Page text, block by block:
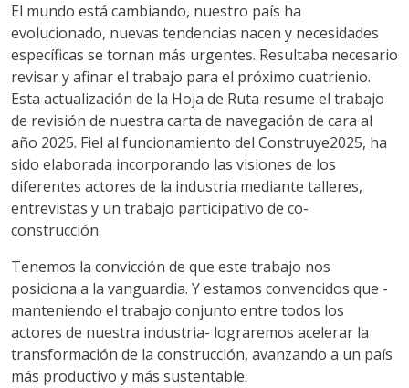
El mundo está cambiando, nuestro país ha
evolucionado, nuevas tendencias nacen y necesidades
específicas se tornan más urgentes. Resultaba necesario
revisar y afinar el trabajo para el próximo cuatrienio.
Esta actualización de la Hoja de Ruta resume el trabajo
de revisión de nuestra carta de navegación de cara al
año 2025. Fiel al funcionamiento del Construye2025, ha
sido elaborada incorporando las visiones de los
diferentes actores de la industria mediante talleres,
entrevistas y un trabajo participativo de co-
construcción.
Tenemos la convicción de que este trabajo nos
posiciona a la vanguardia. Y estamos convencidos que -
manteniendo el trabajo conjunto entre todos los
actores de nuestra industria- lograremos acelerar la
transformación de la construcción, avanzando a un país
más productivo y más sustentable.